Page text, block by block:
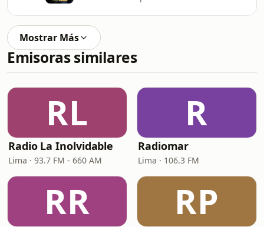
Mostrar Más
Emisoras similares
RL
Radio La Inolvidable
Lima · 93.7 FM - 660 AM
R
Radiomar
Lima · 106.3 FM
RR RP